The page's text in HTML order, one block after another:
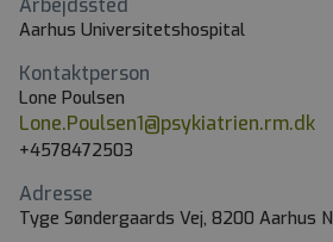
Arbejdssted
Aarhus Universitetshospital
Kontaktperson
Lone Poulsen
Lone.Poulsen1@psykiatrien.rm.dk
+4578472503
Adresse
Tyge Søndergaards Vej, 8200 Aarhus N